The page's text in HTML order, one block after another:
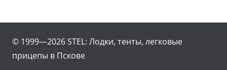
© 1999—2026STEL: Лодки, тенты, легковые
прицепы в Пскове